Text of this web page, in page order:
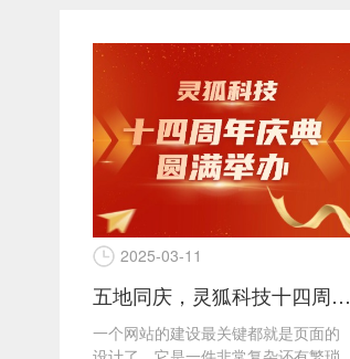
2025-03-11
五地同庆，灵狐科技十四周年庆典圆满举办！
一个网站的建设最关键都就是页面的